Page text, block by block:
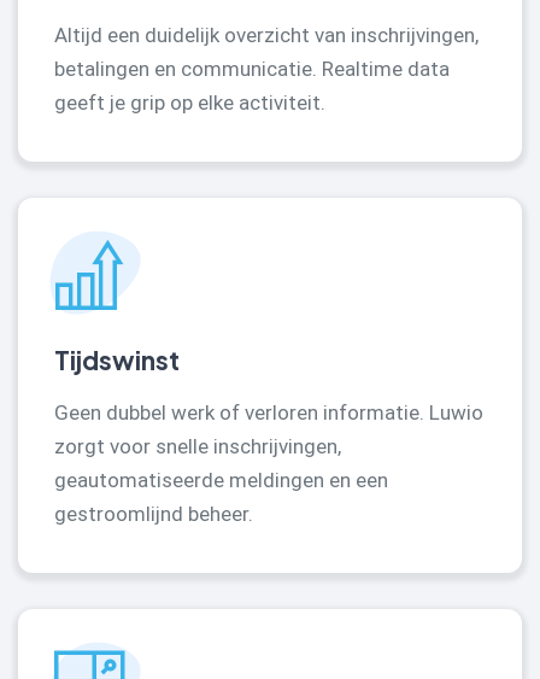
Altijd een duidelijk overzicht van inschrijvingen,
betalingen en communicatie. Realtime data
geeft je grip op elke activiteit.
Tijdswinst
Geen dubbel werk of verloren informatie. Luwio
zorgt voor snelle inschrijvingen,
geautomatiseerde meldingen en een
gestroomlijnd beheer.